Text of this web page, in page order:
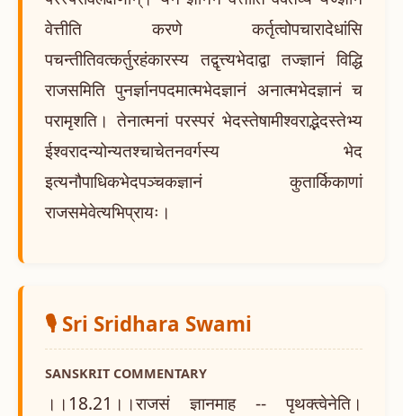
वेत्तीति करणे कर्तृत्वोपचारादेधांसि
पचन्तीतिवत्कर्तुरहंकारस्य तद्वृत्त्यभेदाद्वा तज्ज्ञानं विद्धि
राजसमिति पुनर्ज्ञानपदमात्मभेदज्ञानं अनात्मभेदज्ञानं च
परामृशति। तेनात्मनां परस्परं भेदस्तेषामीश्वराद्भेदस्तेभ्य
ईश्वरादन्योन्यतश्चाचेतनवर्गस्य भेद
इत्यनौपाधिकभेदपञ्चकज्ञानं कुतार्किकाणां
राजसमेवेत्यभिप्रायः।
🎙️ Sri Sridhara Swami
SANSKRIT COMMENTARY
।।18.21।।राजसं ज्ञानमाह -- पृथक्त्वेनेति।